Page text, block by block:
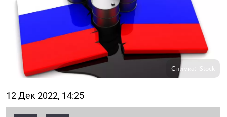
Снимка: iStock
12 Дек 2022, 14:25